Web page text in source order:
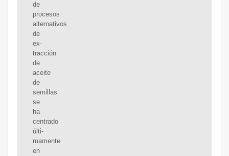
de
procesos
alternativos
de
ex-
tracción
de
aceite
de
semillas
se
ha
centrado
últi-
mamente
en